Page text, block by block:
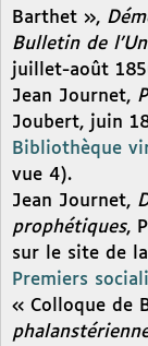
Barthet »,
Bulletin de
juillet-août
Jean Journet,
Joubert, juin
Bibliothèque
vue 4).
Jean Journet,
prophétiques,
sur le site de la
Premiers
« Colloque de